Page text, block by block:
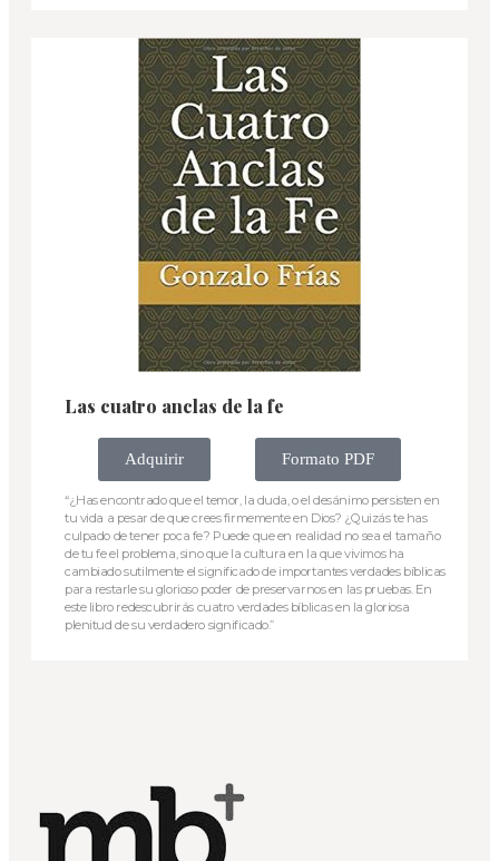
Las cuatro anclas de la fe
Adquirir Formato PDF
“¿Has encontrado que el temor, la duda, o el desánimo persisten en
tu vida a pesar de que crees firmemente en Dios? ¿Quizás te has
culpado de tener poca fe? Puede que en realidad no sea el tamaño
de tu fe el problema, sino que la cultura en la que vivimos ha
cambiado sutilmente el significado de importantes verdades bíblicas
para restarle su glorioso poder de preservarnos en las pruebas. En
este libro redescubrirás cuatro verdades bíblicas en la gloriosa
plenitud de su verdadero significado.”